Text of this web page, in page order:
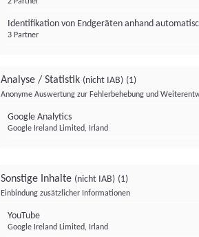
Identifikation von Endgeräten anhand
3 Partner
Analyse / Statistik (nicht IAB) (1)
Anonyme Auswertung zur Fehlerbehebung und
Google Analytics
Google Ireland Limited, Irland
Sonstige Inhalte (nicht IAB) (1)
Einbindung zusätzlicher Informationen
YouTube
Google Ireland Limited, Irland